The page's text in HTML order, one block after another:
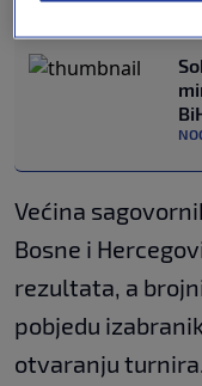
Većina
Bosne i
rezultata, a
pobjedu
otvaranju turnira.